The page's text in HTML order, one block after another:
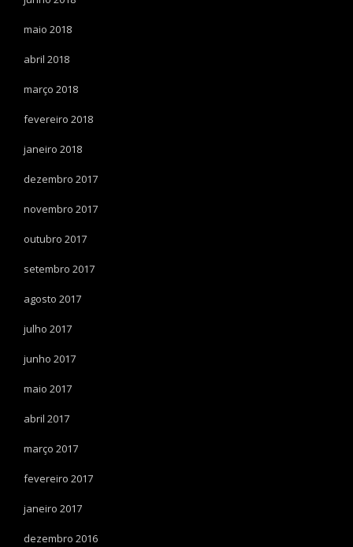
maio 2018
abril 2018
março 2018
fevereiro 2018
janeiro 2018
dezembro 2017
novembro 2017
outubro 2017
setembro 2017
agosto 2017
julho 2017
junho 2017
maio 2017
abril 2017
março 2017
fevereiro 2017
janeiro 2017
dezembro 2016